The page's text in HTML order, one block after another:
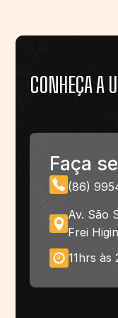
CONHEÇA A
Faça
(86)
Av. São
Frei
11hrs às